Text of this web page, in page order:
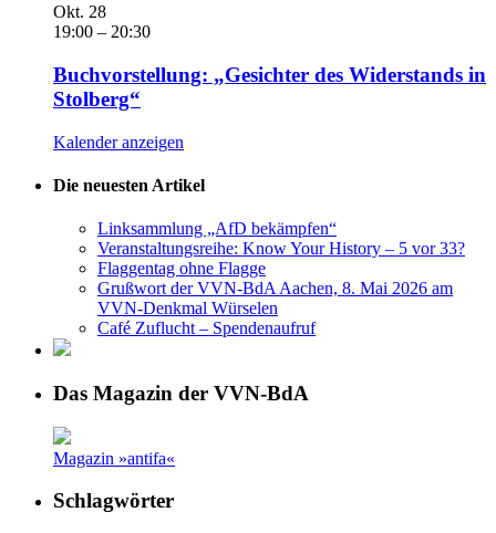
Okt. 28
19:00 – 20:30
Buchvorstellung: „Gesichter des Widerstands in
Stolberg“
Kalender anzeigen
Die neuesten Artikel
Linksammlung „AfD bekämpfen“
Veranstaltungsreihe: Know Your History – 5 vor 33?
Flaggentag ohne Flagge
Grußwort der VVN-BdA Aachen, 8. Mai 2026 am
VVN-Denkmal Würselen
Café Zuflucht – Spendenaufruf
Das Magazin der VVN-BdA
Magazin »antifa«
Schlagwörter